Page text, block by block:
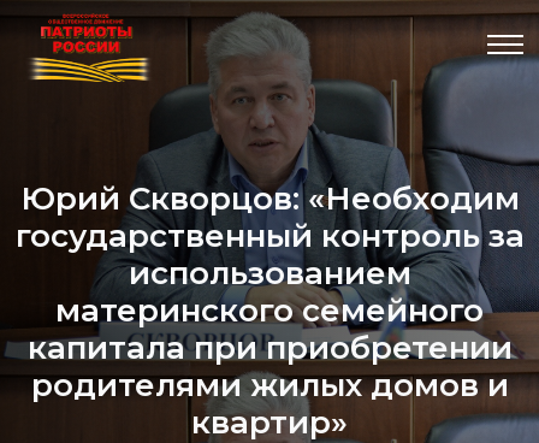
Юрий Скворцов: «Необходим
государственный контроль за
использованием
материнского семейного
капитала при приобретении
родителями жилых домов и
квартир»